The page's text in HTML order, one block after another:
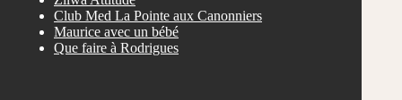
Club Med La Pointe aux Canonniers
Maurice avec un bébé
Que faire à Rodrigues